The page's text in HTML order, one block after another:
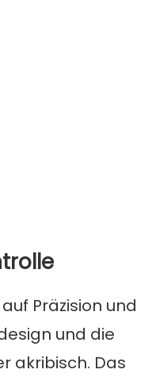
Präzision und
und die
akribisch. Das